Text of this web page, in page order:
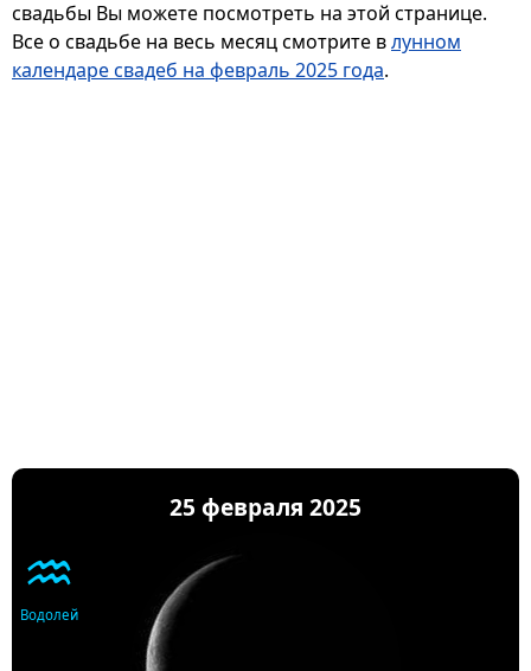
свадьбы Вы можете посмотреть на этой странице.
Все о свадьбе на весь месяц смотрите влунном
календаре свадеб на февраль 2025 года.
25 февраля 2025
♒
Водолей